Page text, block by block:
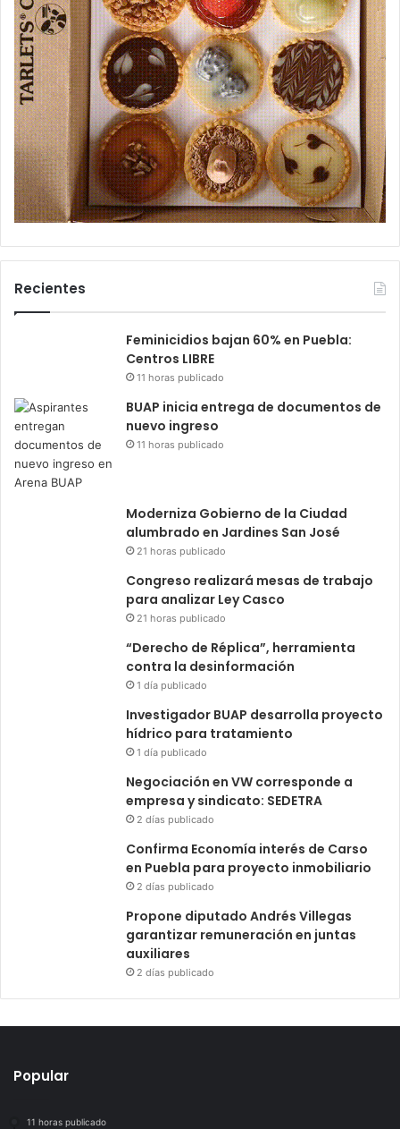
Recientes
Feminicidios bajan 60% en Puebla:
Centros LIBRE
11 horas publicado
BUAP inicia entrega de documentos de
nuevo ingreso
11 horas publicado
Moderniza Gobierno de la Ciudad
alumbrado en Jardines San José
21 horas publicado
Congreso realizará mesas de trabajo
para analizar Ley Casco
21 horas publicado
“Derecho de Réplica”, herramienta
contra la desinformación
1 día publicado
Investigador BUAP desarrolla proyecto
hídrico para tratamiento
1 día publicado
Negociación en VW corresponde a
empresa y sindicato: SEDETRA
2 días publicado
Confirma Economía interés de Carso
en Puebla para proyecto inmobiliario
2 días publicado
Propone diputado Andrés Villegas
garantizar remuneración en juntas
auxiliares
2 días publicado
Popular
11 horas publicado